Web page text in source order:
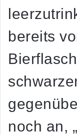
bereits
noch an,